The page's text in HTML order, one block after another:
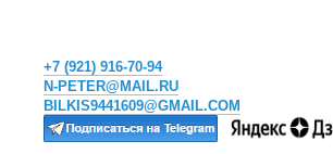
+7 (921) 916-70-94
N-PETER@MAIL.RU
BILKIS9441609@GMAIL.COM